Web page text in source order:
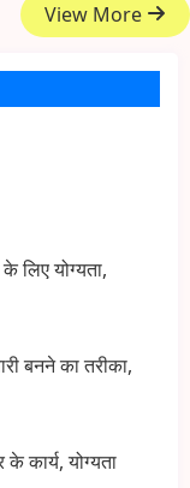
View More
योग्यता,
बनने का तरीका,
योग्यता